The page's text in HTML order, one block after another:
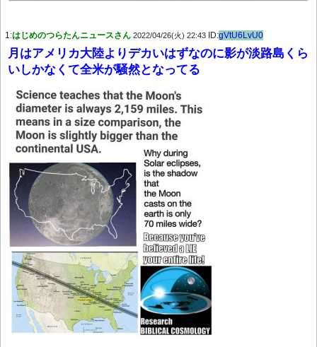
1:はじめのつらたんニュースさん 2022/04/26(火) 22:43 ID:gVtU6LvU0
月はアメリカ大陸よりデカいはずなのに影が淡路島くら
いしかなくて全米が騒然となってる